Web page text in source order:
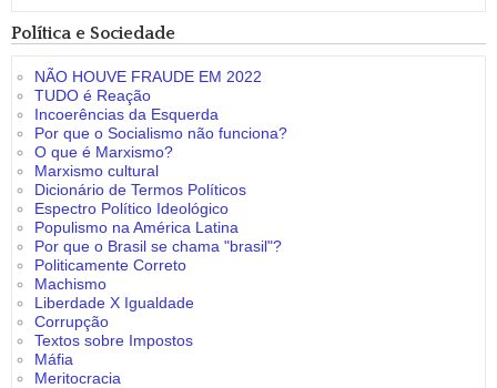
Política e Sociedade
NÃO HOUVE FRAUDE EM 2022
TUDO é Reação
Incoerências da Esquerda
Por que o Socialismo não funciona?
O que é Marxismo?
Marxismo cultural
Dicionário de Termos Políticos
Espectro Político Ideológico
Populismo na América Latina
Por que o Brasil se chama "brasil"?
Politicamente Correto
Machismo
Liberdade X Igualdade
Corrupção
Textos sobre Impostos
Máfia
Meritocracia